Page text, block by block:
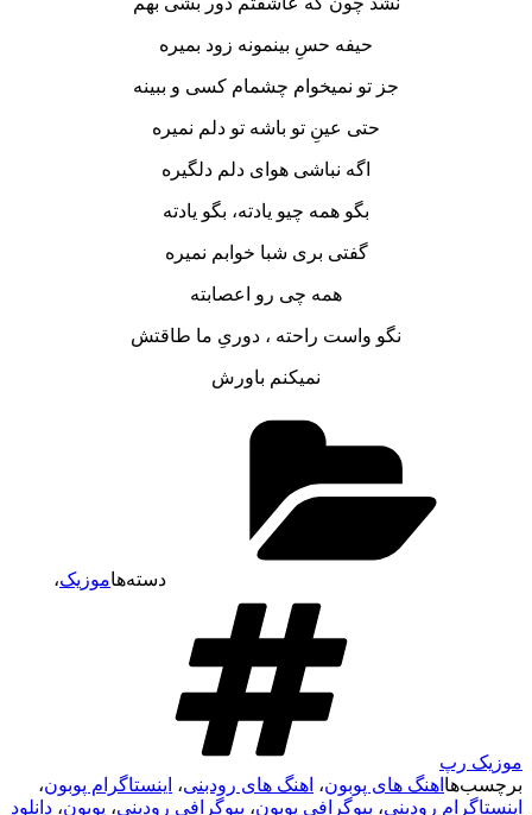
حیفه حسِ بینمونه زود بمیره
جز تو نمیخوام چشمام کسی و ببینه
حتی عینِ تو باشه تو دلم نمیره
اگه نباشی هوای دلم دلگیره
بگو همه چیو یادته، بگو یادته
گفتی بری شبا خوابم نمیره
همه چی رو اعصابته
نگو واست راحته ، دوریِ ما طاقتش
نمیکنم باورش
دسته‌هاموزیک،
موزیک رپ
برچسب‌ها اهنگ های پوبون، اهنگ های رودبنی، اینستاگرام پوبون،
اینستاگرام رودبنی، بیوگرافی پوبون، بیوگرافی رودبنی، پوبون، دانلود